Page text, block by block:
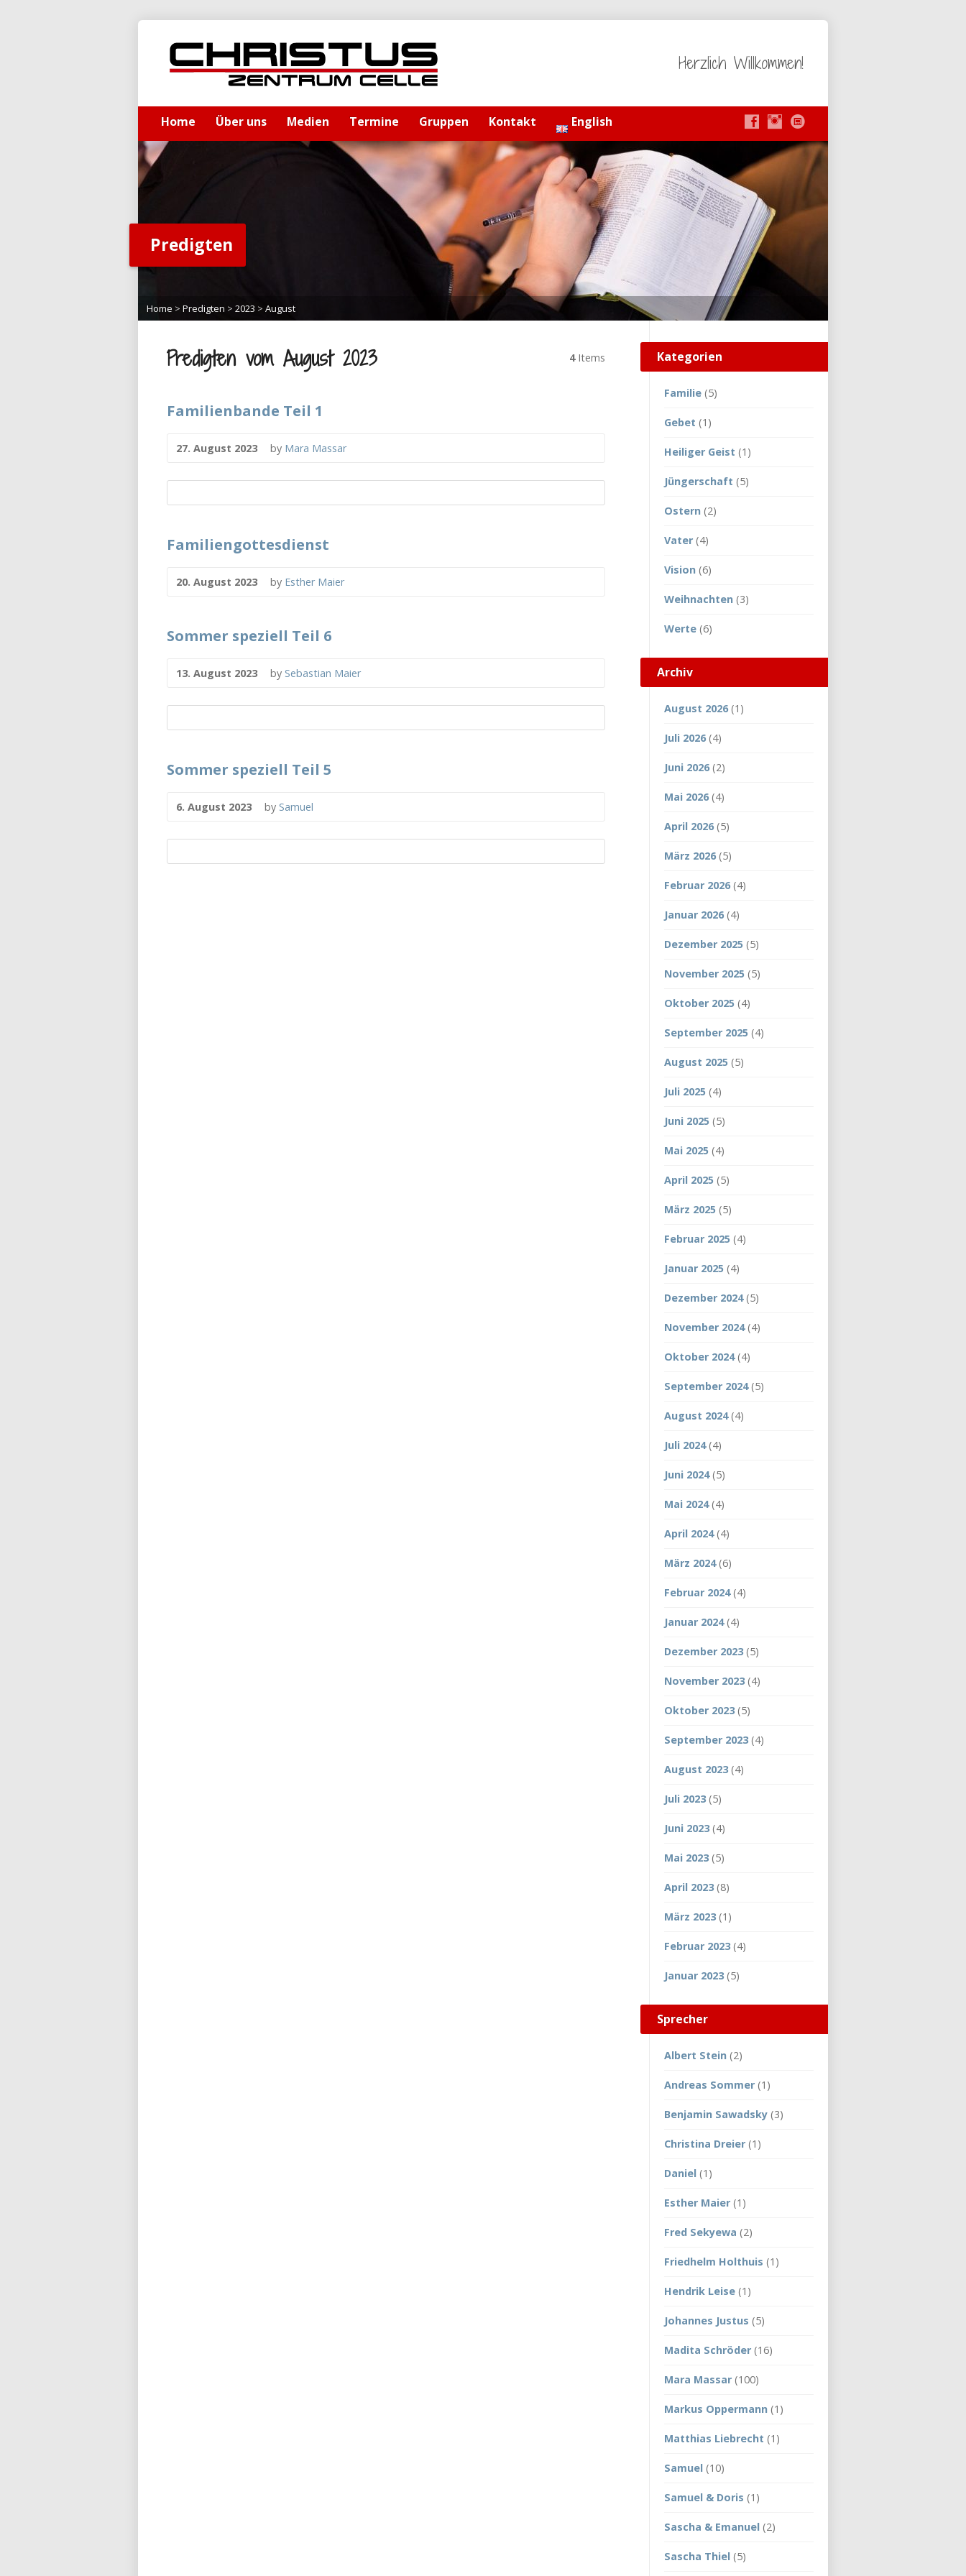
Herzlich Willkommen!
Home Über uns Medien Termine Gruppen Kontakt English
Predigten
Home > Predigten > 2023 > August
Predigten vom August 2023 4Items
Familienbande Teil 1
27. August 2023 by Mara Massar
Familiengottesdienst
20. August 2023 by Esther Maier
Sommer speziell Teil 6
13. August 2023 by Sebastian Maier
Sommer speziell Teil 5
6. August 2023 by Samuel
Kategorien
Familie (5)
Gebet (1)
Heiliger Geist (1)
Jüngerschaft (5)
Ostern (2)
Vater (4)
Vision (6)
Weihnachten (3)
Werte (6)
Archiv
August 2026(1)
Juli 2026(4)
Juni 2026(2)
Mai 2026(4)
April 2026(5)
März 2026(5)
Februar 2026(4)
Januar 2026(4)
Dezember 2025 (5)
November 2025 (5)
Oktober 2025 (4)
September 2025 (4)
August 2025 (5)
Juli 2025 (4)
Juni 2025 (5)
Mai 2025 (4)
April 2025 (5)
März 2025 (5)
Februar 2025 (4)
Januar 2025 (4)
Dezember 2024(5)
November 2024(4)
Oktober 2024(4)
September 2024(5)
August 2024(4)
Juli 2024(4)
Juni 2024(5)
Mai 2024(4)
April 2024(4)
März 2024(6)
Februar 2024(4)
Januar 2024(4)
Dezember 2023 (5)
November 2023 (4)
Oktober 2023 (5)
September 2023 (4)
August 2023 (4)
Juli 2023 (5)
Juni 2023 (4)
Mai 2023 (5)
April 2023 (8)
März 2023 (1)
Februar 2023 (4)
Januar 2023 (5)
Sprecher
Albert Stein (2)
Andreas Sommer (1)
Benjamin Sawadsky (3)
Christina Dreier (1)
Daniel (1)
Esther Maier (1)
Fred Sekyewa (2)
Friedhelm Holthuis (1)
Hendrik Leise (1)
Johannes Justus (5)
Madita Schröder (16)
Mara Massar (100)
Markus Oppermann (1)
Matthias Liebrecht (1)
Samuel (10)
Samuel & Doris (1)
Sascha & Emanuel (2)
Sascha Thiel (5)